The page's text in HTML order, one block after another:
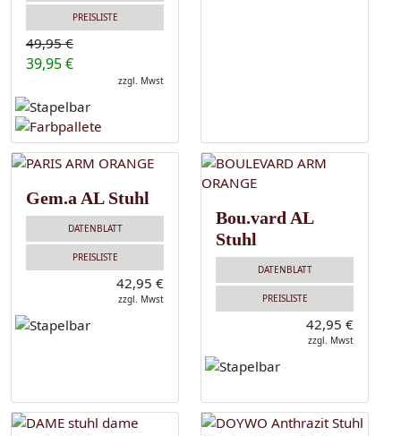
PREISLISTE
49,95 €
39,95 €
zzgl. Mwst
Gem.a AL Stuhl
DATENBLATT
PREISLISTE
42,95 €
zzgl. Mwst
Bou.vard AL
Stuhl
DATENBLATT
PREISLISTE
42,95 €
zzgl. Mwst